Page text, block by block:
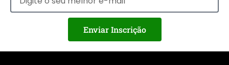
Enviar Inscrição